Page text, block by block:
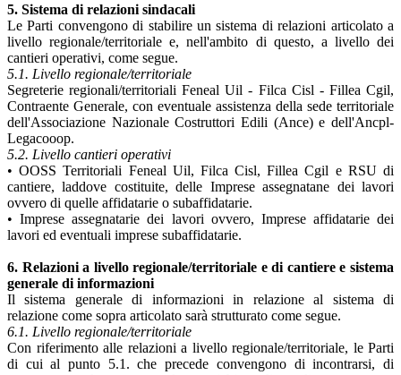
5. Sistema di relazioni sindacali
Le Parti convengono di stabilire un sistema di relazioni articolato a
livello regionale/territoriale e, nell'ambito di questo, a livello dei
cantieri operativi, come segue.
5.1. Livello regionale/territoriale
Segreterie regionali/territoriali Feneal Uil - Filca Cisl - Fillea Cgil,
Contraente Generale, con eventuale assistenza della sede territoriale
dell'Associazione Nazionale Costruttori Edili (Ance) e dell'Ancpl-
Legacooop.
5.2. Livello cantieri operativi
• OOSS Territoriali Feneal Uil, Filca Cisl, Fillea Cgil e RSU di
cantiere, laddove costituite, delle Imprese assegnatane dei lavori
ovvero di quelle affidatarie o subaffidatarie.
• Imprese assegnatarie dei lavori ovvero, Imprese affidatarie dei
lavori ed eventuali imprese subaffidatarie.
6. Relazioni a livello regionale/territoriale e di cantiere e sistema
generale di informazioni
Il sistema generale di informazioni in relazione al sistema di
relazione come sopra articolato sarà strutturato come segue.
6.1. Livello regionale/territoriale
Con riferimento alle relazioni a livello regionale/territoriale, le Parti
di cui al punto 5.1. che precede convengono di incontrarsi, di